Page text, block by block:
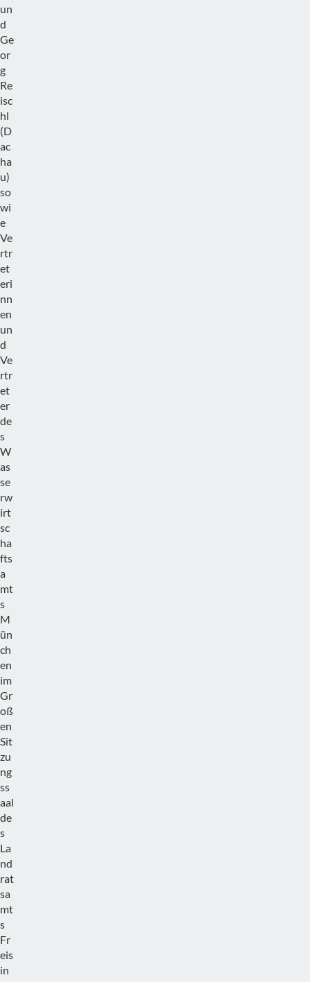
un
d
Ge
or
g
Re
isc
hl
(D
ac
ha
u)
so
wi
e
Ve
rtr
et
eri
nn
en
un
d
Ve
rtr
et
er
de
s
W
as
se
rw
irt
sc
ha
fts
a
mt
s
M
ün
ch
en
im
Gr
oß
en
Sit
zu
ng
ss
aal
de
s
La
nd
rat
sa
mt
s
Fr
eis
in